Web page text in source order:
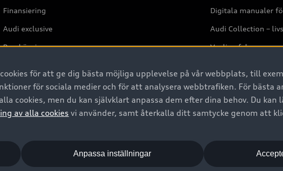
Finansiering
Audi exclusive
Provkörning
Digitala manualer
Audi Collection –
Vanliga frågor
2G/3G nätet
detta?
Om Audi Sverige
Boka Service online
cookies för att ge dig bästa möjliga upplevelse på vår webbplats, till
för sociala medier och för att analysera webbtrafiken. För bästa
cookies, men du kan självklart anpassa dem efter dina behov. Du kan
av alla cookies vi använder, samt återkalla ditt samtycke genom att
Anpassa inställningar